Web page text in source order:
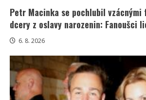
Petr Macinka se pochlubil vzácnými
dcery z oslavy narozenin: Fanoušci
6. 8. 2026